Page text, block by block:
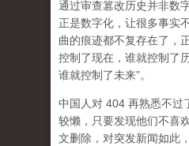
通过审查篡改历史并非数
正是数字化，让很多事实
曲的痕迹都不复存在了，
控制了现在，谁就控制了
谁就控制了未来”。
中国人对 404 再熟悉不过
较懒，只要发现他们不喜
文删除，对突发新闻如此